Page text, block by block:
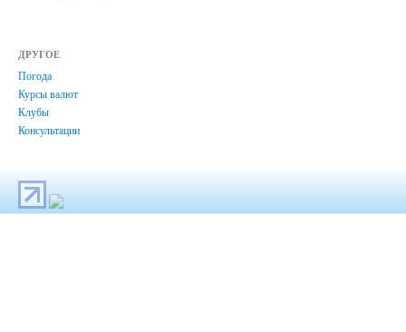
ДРУГОЕ
Погода
Курсы валют
Клубы
Консультации